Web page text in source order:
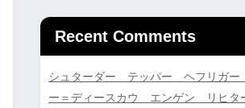
Recent Comments
シュターダー テッパー ヘフリガー
ー＝ディースカウ エンゲン リヒタ